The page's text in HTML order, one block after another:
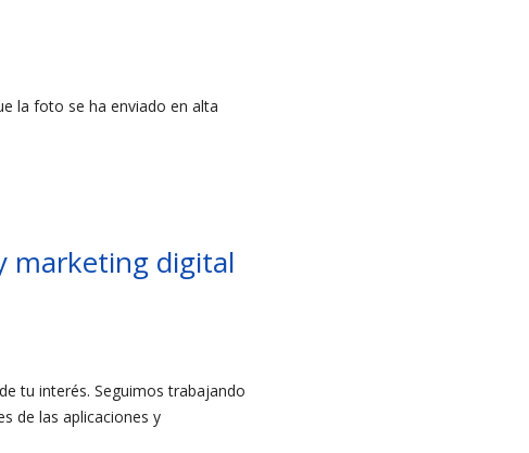
la foto se ha enviado en alta
marketing digital
tu interés. Seguimos trabajando
de las aplicaciones y